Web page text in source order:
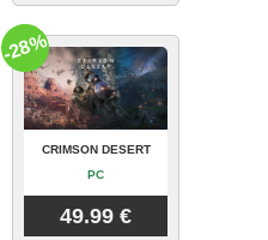
CRIMSON DESERT
PC
49.99 €
-28%